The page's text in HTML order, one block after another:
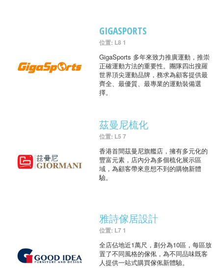
GIGASPORTS
位置: L8 1
GigaSports 多年來致力推廣運動，推崇
正確運動方法的重要性。團隊四出搜羅
世界頂尖運動品牌，務求為顧客提供最
齊全、最優質、最專業的運動裝備選
擇。
茲曼尼梳化
位置: L5 7
香港首間茲曼尼旗艦店，擁有多元化的
豐富元素，店內分為多個梳化展示區
域，為顧客帶來意想不到的購物新體
驗。
雅詩傢居設計
位置: L7 1
全店佔地近1萬尺，劃分為10區，每區放
置了不同風格的傢俬，為不同品味既客
人提供一站式購買傢俬新體驗。